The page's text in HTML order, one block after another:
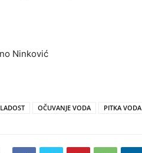
Ninković
OČUVANJE VODA PITKA VODA